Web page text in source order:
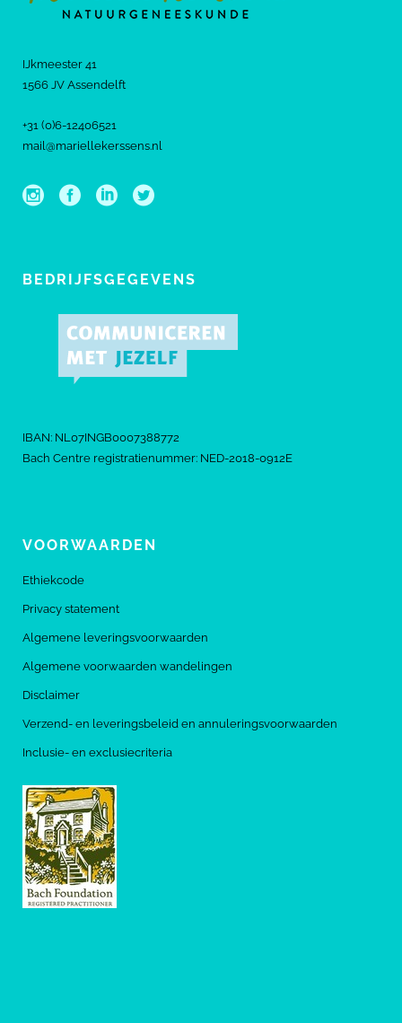
IJkmeester 41
1566 JV Assendelft
+31 (0)6-12406521
mail@mariellekerssens.nl
BEDRIJFSGEGEVENS
IBAN: NL07INGB0007388772
Bach Centre registratienummer: NED-2018-0912E
VOORWAARDEN
Ethiekcode
Privacy statement
Algemene leveringsvoorwaarden
Algemene voorwaarden wandelingen
Disclaimer
Verzend- en leveringsbeleid en annuleringsvoorwaarden
Inclusie- en exclusiecriteria